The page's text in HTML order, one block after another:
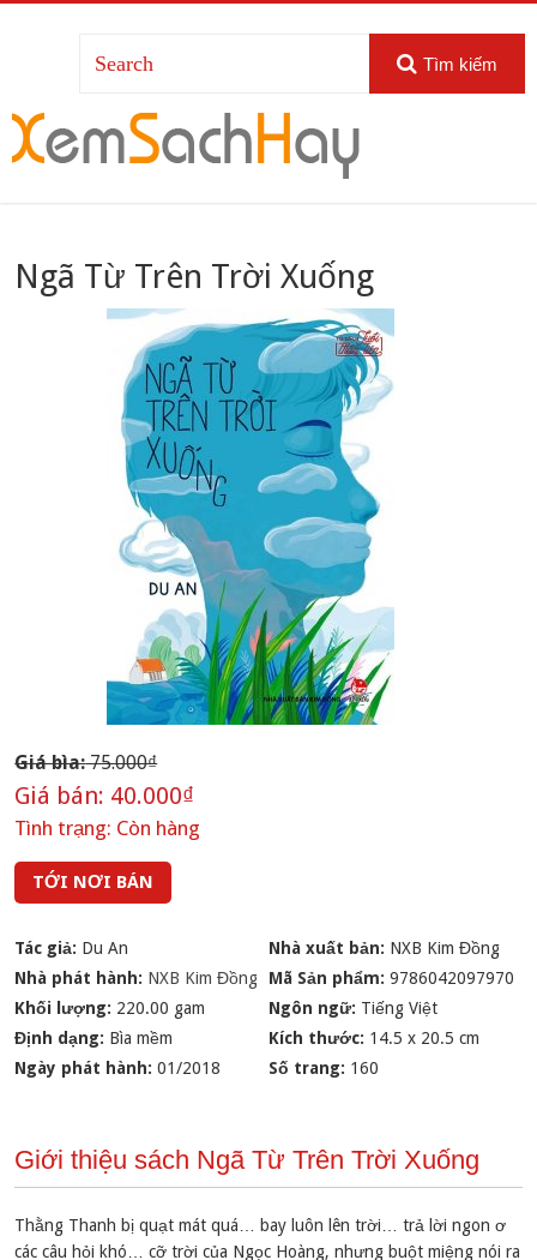
Tìm kiếm
Ngã Từ Trên Trời Xuống
Giá bìa:75.000₫
Giá bán: 40.000₫
Tình trạng: Còn hàng
TỚI NƠI BÁN
Tác giả: Du An Nhà xuất bản: NXB Kim Đồng
Nhà phát hành: NXB Kim Đồng Mã Sản phẩm: 9786042097970
Khối lượng: 220.00 gam Ngôn ngữ: Tiếng Việt
Định dạng: Bìa mềm Kích thước: 14.5 x 20.5 cm
Ngày phát hành:01/2018 Số trang: 160
Giới thiệu sách Ngã Từ Trên Trời Xuống
Thằng Thanh bị quạt mát quá… bay luôn lên trời… trả lời ngon ơ
các câu hỏi khó… cỡ trời của Ngọc Hoàng, nhưng buột miệng nói ra